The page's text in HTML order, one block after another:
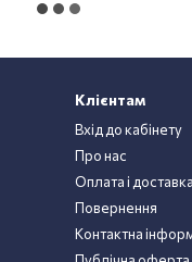
Клієнтам
Вхід до кабінету
Про нас
Оплата і доставка
Повернення
Контактна